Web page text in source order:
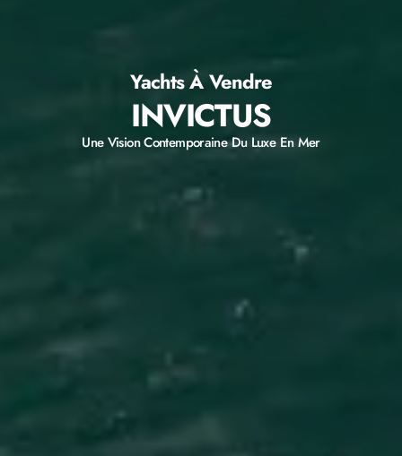
Yachts À Vendre
INVICTUS
Une Vision Contemporaine Du Luxe En Mer